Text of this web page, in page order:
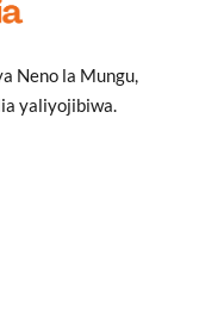
Neno la Mungu,
yaliyojibiwa.